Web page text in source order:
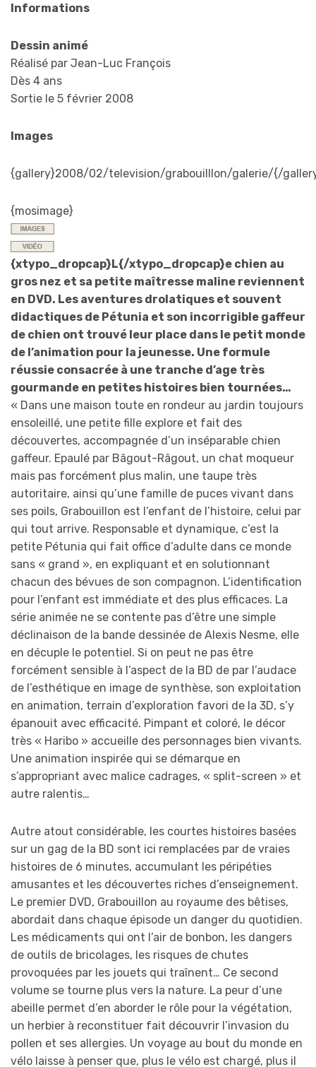
Informations
Dessin animé
Réalisé par Jean-Luc François
Dès 4 ans
Sortie le 5 février 2008
Images
{gallery}2008/02/television/grabouilllon/galerie/{/
{mosimage}
{xtypo_dropcap}L{/xtypo_dropcap}e chien au
gros nez et sa petite maîtresse maline reviennent
en DVD. Les aventures drolatiques et souvent
didactiques de Pétunia et son incorrigible gaffeur
de chien ont trouvé leur place dans le petit monde
de l’animation pour la jeunesse. Une formule
réussie consacrée à une tranche d’age très
gourmande en petites histoires bien tournées…
« Dans une maison toute en rondeur au jardin toujours
ensoleillé, une petite fille explore et fait des
découvertes, accompagnée d’un inséparable chien
gaffeur. Epaulé par Bâgout-Râgout, un chat moqueur
mais pas forcément plus malin, une taupe très
autoritaire, ainsi qu’une famille de puces vivant dans
ses poils, Grabouillon est l’enfant de l’histoire, celui par
qui tout arrive. Responsable et dynamique, c’est la
petite Pétunia qui fait office d’adulte dans ce monde
sans « grand », en expliquant et en solutionnant
chacun des bévues de son compagnon. L’identification
pour l’enfant est immédiate et des plus efficaces. La
série animée ne se contente pas d’être une simple
déclinaison de la bande dessinée de Alexis Nesme, elle
en décuple le potentiel. Si on peut ne pas être
forcément sensible à l’aspect de la BD de par l’audace
de l’esthétique en image de synthèse, son exploitation
en animation, terrain d’exploration favori de la 3D, s’y
épanouit avec efficacité. Pimpant et coloré, le décor
très « Haribo » accueille des personnages bien vivants.
Une animation inspirée qui se démarque en
s’appropriant avec malice cadrages, « split-screen » et
autre ralentis…
Autre atout considérable, les courtes histoires basées
sur un gag de la BD sont ici remplacées par de vraies
histoires de 6 minutes, accumulant les péripéties
amusantes et les découvertes riches d’enseignement.
Le premier DVD, Grabouillon au royaume des bêtises,
abordait dans chaque épisode un danger du quotidien.
Les médicaments qui ont l’air de bonbon, les dangers
de outils de bricolages, les risques de chutes
provoquées par les jouets qui traînent… Ce second
volume se tourne plus vers la nature. La peur d’une
abeille permet d’en aborder le rôle pour la végétation,
un herbier à reconstituer fait découvrir l’invasion du
pollen et ses allergies. Un voyage au bout du monde en
vélo laisse à penser que, plus le vélo est chargé, plus il